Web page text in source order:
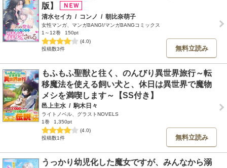
版】
清水セイカ / コンノ / 朝比奈萌子
女性マンガ、マンガBANG!/マンガBANGコミックス
1～12巻
150pt
(4.0)
投稿数3件
無料立読み
もふもふ聖獣と往く、のんびり異世界旅行～転
移魔法を使える飼い犬と、休日は異世界で魔物
メシを満喫します～【SS付き】
邑上主水 / 駒木日々
ライトノベル、グラストNOVELS
1巻
1,350pt
(4.0)
投稿数1件
無料立読み
うっかり幼児化した魔女ですが、みんなから溺